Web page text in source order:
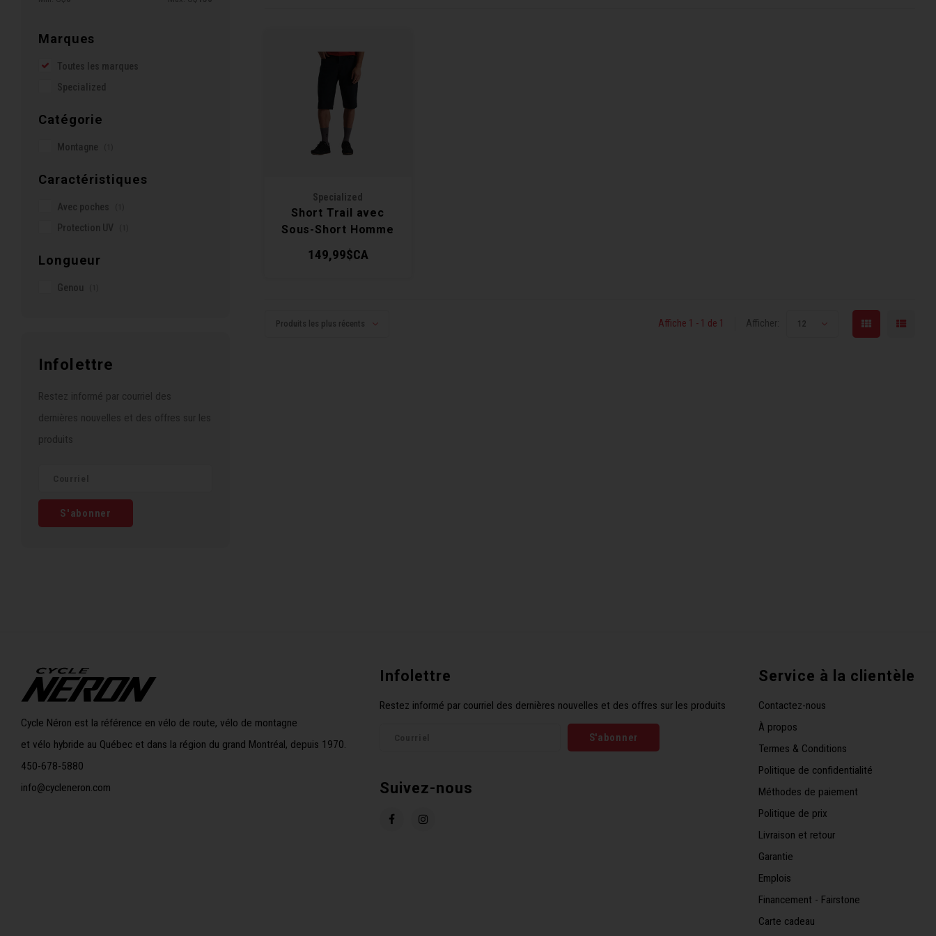
Marques
Toutes les marques
Specialized
Catégorie
Montagne
Caractéristiques
Avec poches
Protection UV
Longueur
Genou
Infolettre
Restez informé par courriel des
dernières nouvelles et des offres sur les
produits
S'abonner
Specialized
Short Trail avec
Sous-Short Homme
149,99$CA
Produits les plus récents Affiche 1 - 1 de 1 Afficher: 12
Cycle Néron est la référence en vélo de route, vélo de montagne
et vélo hybride au Québec et dans la région du grand Montréal, depuis 1970.
450-678-5880
info@cycleneron.com
Infolettre
Restez informé par courriel des dernières nouvelles et des offres sur les produits
S'abonner
Suivez-nous
Service à la clientèle
Contactez-nous
À propos
Termes & Conditions
Politique de confidentialité
Méthodes de paiement
Politique de prix
Livraison et retour
Garantie
Emplois
Financement - Fairstone
Carte cadeau